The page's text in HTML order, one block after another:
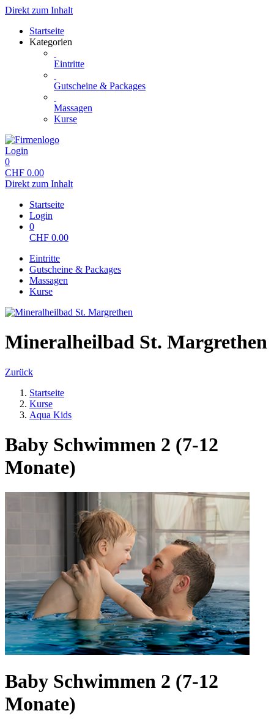
Direkt zum Inhalt
Startseite
Kategorien
Eintritte
Gutscheine & Packages
Massagen
Kurse
Login
0
CHF 0.00
Direkt zum Inhalt
Startseite
Login
0
CHF 0.00
Eintritte
Gutscheine & Packages
Massagen
Kurse
Mineralheilbad St. Margrethen
Zurück
Startseite
Kurse
Aqua Kids
Baby Schwimmen 2 (7-12
Monate)
Baby Schwimmen 2 (7-12
Monate)